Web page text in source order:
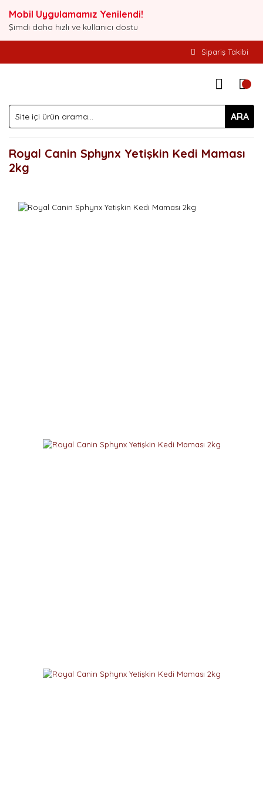
Mobil Uygulamamız Yenilendi!
Şimdi daha hızlı ve kullanıcı dostu
Sipariş Takibi
ARA
Royal Canin Sphynx Yetişkin Kedi Maması
2kg